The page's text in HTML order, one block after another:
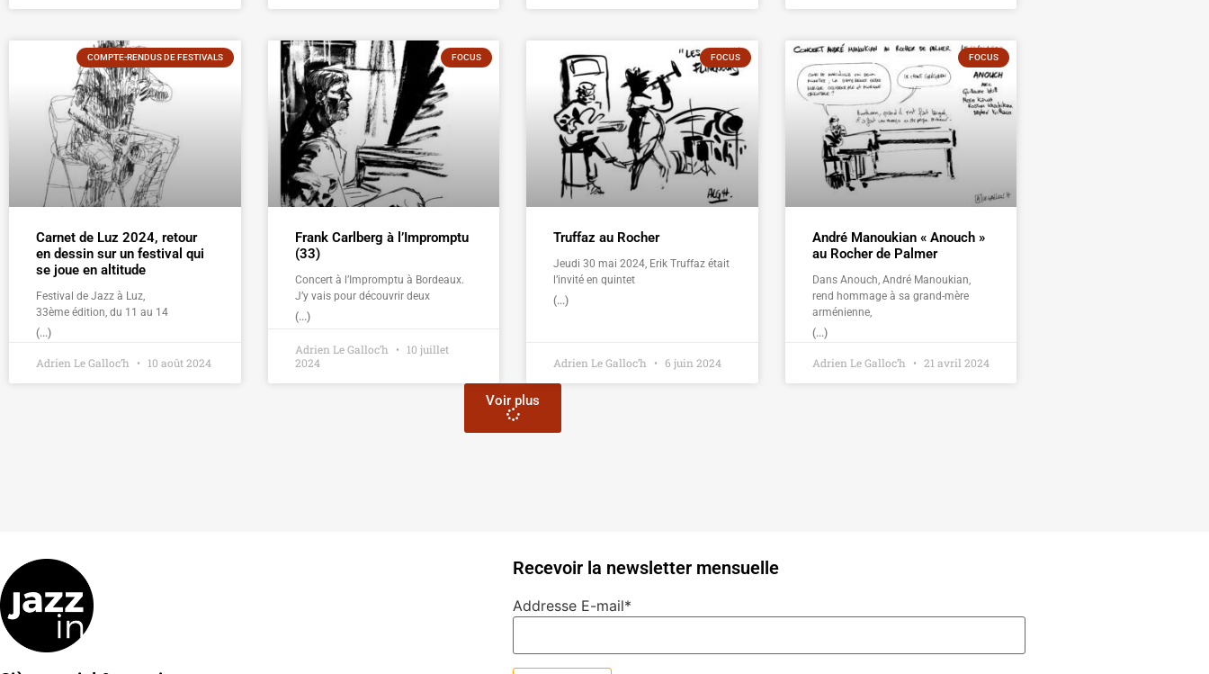
COMPTE-RENDUS DE FESTIVALS
Carnet de Luz 2024, retour
en dessin sur un festival qui
se joue en altitude
Festival de Jazz à Luz,
33ème édition, du 11 au 14
(...)
Adrien Le Galloc’h 10 août 2024
FOCUS
Frank Carlberg à l’Impromptu
(33)
Concert à l’Impromptu à Bordeaux.
J’y vais pour découvrir deux
(...)
Adrien Le Galloc’h
10 juillet
2024
FOCUS
Truffaz au Rocher
Jeudi 30 mai 2024, Erik Truffaz était
l’invité en quintet
(...)
Adrien Le Galloc’h 6 juin 2024
FOCUS
André Manoukian « Anouch »
au Rocher de Palmer
Dans Anouch, André Manoukian,
rend hommage à sa grand-mère
arménienne,
(...)
Adrien Le Galloc’h 21 avril 2024
Voir plus
Recevoir la newsletter mensuelle
Addresse E-mail*